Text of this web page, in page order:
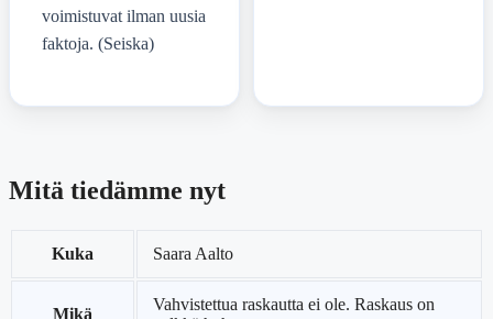
voimistuvat ilman uusia
faktoja. (Seiska)
Mitä tiedämme nyt
Kuka Saara Aalto
Mikä
Vahvistettua raskautta ei ole. Raskaus on